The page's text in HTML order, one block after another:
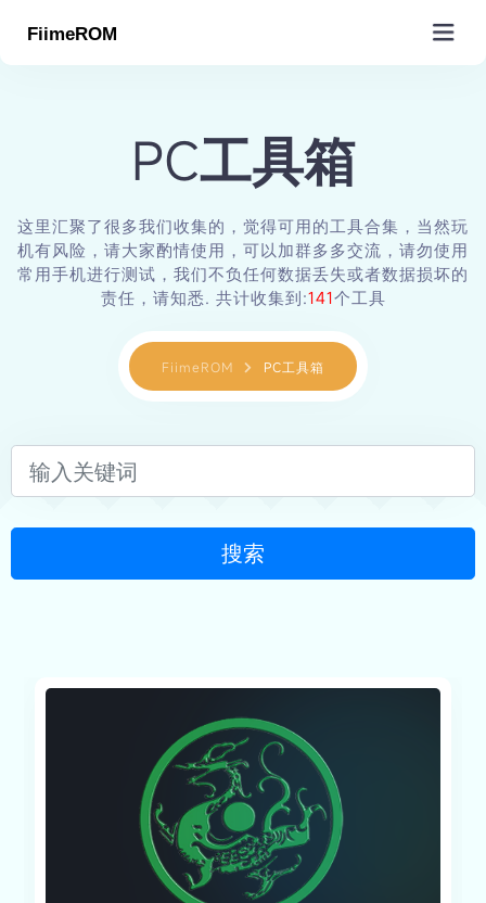
原生ROM(编译)
MIUI/HyperOS
沸米计划(移植)
SGSI/GSI(镜像)
欧版ROM(EU)
小米工厂包(救砖)
原生项目导航
小米出厂ROM
Recovery下载
小米内核(kernel)
小米周边
小米型号查询
小米代号查询
手机驱动下载
MTK APBP仓库
零件结构图解
MiSans小米字体
工具&插件&教程
Magisk/脚本仓库
玩机工具仓库
达人教程
Pandatest
Gapps服务
KernelSU
关于Fiime
原生ROM提交
数据更新
关于&赞助
订单核销
MIUI下载
产品导航
Fiime原生引擎
FiimeClaw
FiimeTool
FiimeKit
QQ群
登录/注册
PC工具箱
这里汇聚了很多我们收集的，觉得可用的工具合集，当然玩
机有风险，请大家酌情使用，可以加群多多交流，请勿使用
常用手机进行测试，我们不负任何数据丢失或者数据损坏的
责任，请知悉. 共计收集到:141个工具
FiimeROM PC工具箱
搜索